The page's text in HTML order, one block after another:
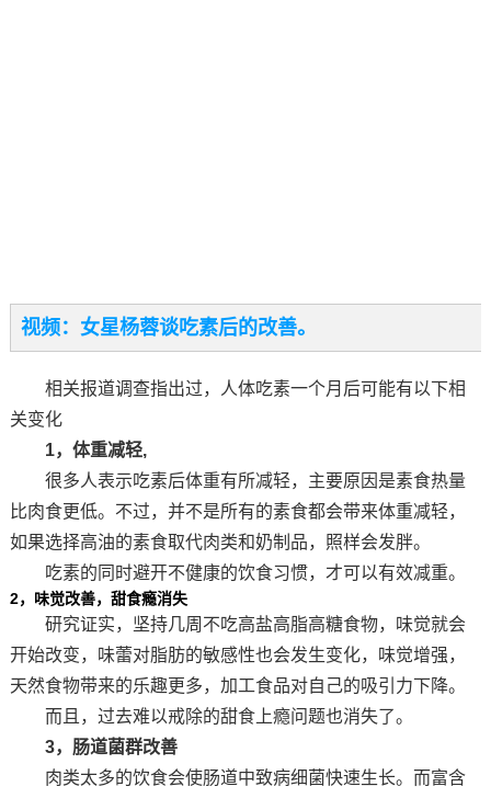
视频：女星杨蓉谈吃素后的改善。
相关报道调查指出过，人体吃素一个月后可能有以下相
关变化
1，体重减轻,
很多人表示吃素后体重有所减轻，主要原因是素食热量
比肉食更低。不过，并不是所有的素食都会带来体重减轻，
如果选择高油的素食取代肉类和奶制品，照样会发胖。
吃素的同时避开不健康的饮食习惯，才可以有效减重。
2，味觉改善，甜食瘾消失
研究证实，坚持几周不吃高盐高脂高糖食物，味觉就会
开始改变，味蕾对脂肪的敏感性也会发生变化，味觉增强，
天然食物带来的乐趣更多，加工食品对自己的吸引力下降。
而且，过去难以戒除的甜食上瘾问题也消失了。
3，肠道菌群改善
肉类太多的饮食会使肠道中致病细菌快速生长。而富含